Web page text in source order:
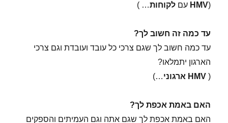
(
HMV עםלקוחות… )
עד כמה זה חשוב לך?
עד כמה חשוב לך שגם צרכי כל עובד ועובדת וגם צרכי
הארגון יתמלאו?
(
HMV ארגוני…)
האם באמת אכפת לך?
האם באמת אכפת לך שגם אתה וגם העמיתים והספקים